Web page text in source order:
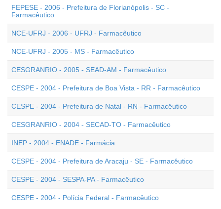
FEPESE - 2006 - Prefeitura de Florianópolis - SC -
Farmacêutico
NCE-UFRJ - 2006 - UFRJ - Farmacêutico
NCE-UFRJ - 2005 - MS - Farmacêutico
CESGRANRIO - 2005 - SEAD-AM - Farmacêutico
CESPE - 2004 - Prefeitura de Boa Vista - RR - Farmacêutico
CESPE - 2004 - Prefeitura de Natal - RN - Farmacêutico
CESGRANRIO - 2004 - SECAD-TO - Farmacêutico
INEP - 2004 - ENADE - Farmácia
CESPE - 2004 - Prefeitura de Aracaju - SE - Farmacêutico
CESPE - 2004 - SESPA-PA - Farmacêutico
CESPE - 2004 - Polícia Federal - Farmacêutico